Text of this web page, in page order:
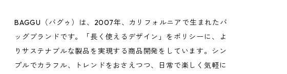
BAGGU（バグゥ）は、2007年、カリフォルニアで生まれたバ
ッグブランドです。「長く使えるデザイン」をポリシーに、よ
りサステナブルな製品を実現する商品開発をしています。シン
プルでカラフル、トレンドをおさえつつ、日常で楽しく気軽に